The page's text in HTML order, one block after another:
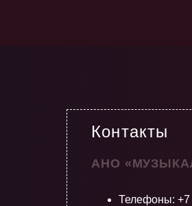
Контакты
АНО
Телефоны: +7